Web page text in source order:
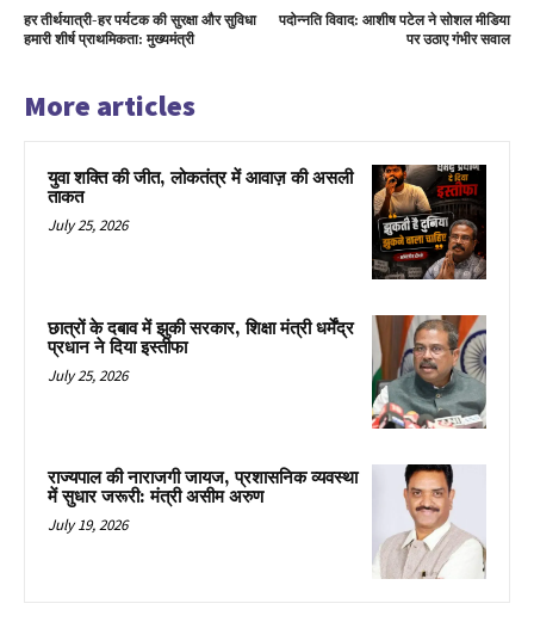
हर तीर्थयात्री-हर पर्यटक की सुरक्षा और सुविधा
हमारी शीर्ष प्राथमिकता: मुख्यमंत्री
पदोन्नति विवाद: आशीष पटेल ने सोशल मीडिया
पर उठाए गंभीर सवाल
More articles
युवा शक्ति की जीत, लोकतंत्र में आवाज़ की असली
ताकत
July 25, 2026
छात्रों के दबाव में झुकी सरकार, शिक्षा मंत्री धर्मेंद्र
प्रधान ने दिया इस्तीफा
July 25, 2026
राज्यपाल की नाराजगी जायज, प्रशासनिक व्यवस्था
में सुधार जरूरी: मंत्री असीम अरुण
July 19, 2026